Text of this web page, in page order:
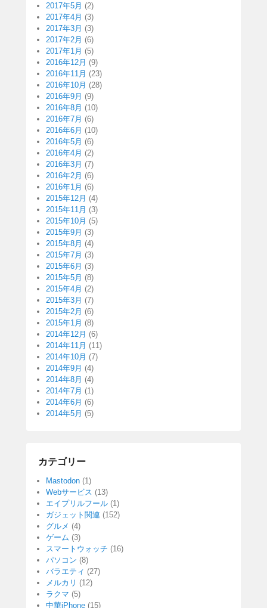
2017年5月 (2)
2017年4月 (3)
2017年3月 (3)
2017年2月 (6)
2017年1月 (5)
2016年12月 (9)
2016年11月 (23)
2016年10月 (28)
2016年9月 (9)
2016年8月 (10)
2016年7月 (6)
2016年6月 (10)
2016年5月 (6)
2016年4月 (2)
2016年3月 (7)
2016年2月 (6)
2016年1月 (6)
2015年12月 (4)
2015年11月 (3)
2015年10月 (5)
2015年9月 (3)
2015年8月 (4)
2015年7月 (3)
2015年6月 (3)
2015年5月 (8)
2015年4月 (2)
2015年3月 (7)
2015年2月 (6)
2015年1月 (8)
2014年12月 (6)
2014年11月 (11)
2014年10月 (7)
2014年9月 (4)
2014年8月 (4)
2014年7月 (1)
2014年6月 (6)
2014年5月 (5)
カテゴリー
Mastodon (1)
Webサービス (13)
エイプリルフール (1)
ガジェット関連 (152)
グルメ (4)
ゲーム (3)
スマートウォッチ (16)
パソコン (8)
バラエティ (27)
メルカリ (12)
ラクマ (5)
中華iPhone (15)